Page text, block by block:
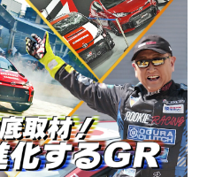
ズPodcast
株主総会 労使協議会